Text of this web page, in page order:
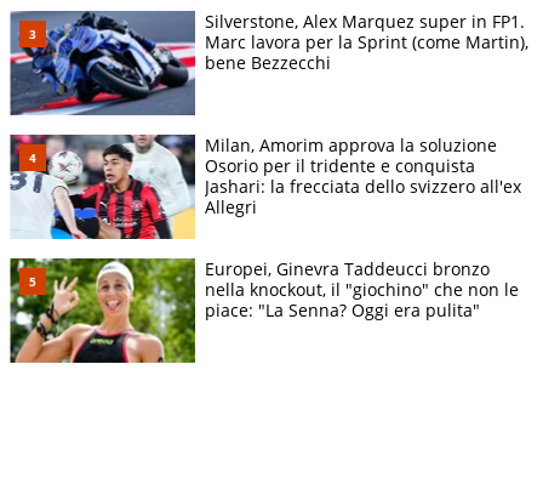
Silverstone, Alex Marquez super in FP1.
Marc lavora per la Sprint (come Martin),
bene Bezzecchi
Milan, Amorim approva la soluzione
Osorio per il tridente e conquista
Jashari: la frecciata dello svizzero all'ex
Allegri
Europei, Ginevra Taddeucci bronzo
nella knockout, il "giochino" che non le
piace: "La Senna? Oggi era pulita"